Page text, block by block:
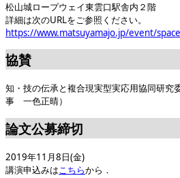
松山城ロープウェイ東雲口駅舎内２階
詳細は次のURLをご参照ください。
https://www.matsuyamajo.jp/event/
協賛
知・技の伝承と複合現実型実応用協同研
事 一色正晴）
論文公募締切
2019年11月8日(金)
講演申込みはこちらから．